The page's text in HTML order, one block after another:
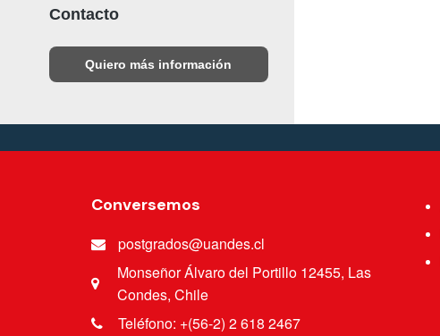
Contacto
Quiero más información
Conversemos
postgrados@uandes.cl
Monseñor Álvaro del Portillo 12455, Las
Condes, Chile
Teléfono: +(56-2) 2 618 2467